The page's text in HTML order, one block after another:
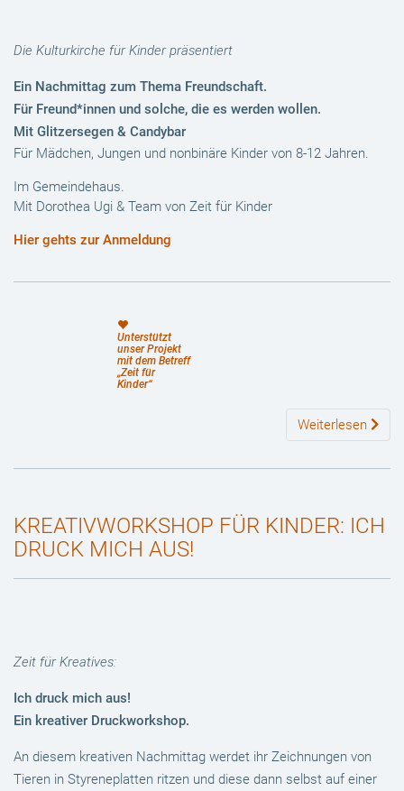
Die Kulturkirche für Kinder präsentiert
Ein Nachmittag zum Thema Freundschaft.
Für Freund*innen und solche, die es werden wollen.
Mit Glitzersegen & Candybar
Für Mädchen, Jungen und nonbinäre Kinder von 8-12 Jahren.
Im Gemeindehaus.
Mit Dorothea Ugi & Team von Zeit für Kinder
Hier gehts zur Anmeldung
Unterstützt
unser Projekt
mit dem Betreff
„Zeit für
Kinder“
Weiterlesen
KREATIVWORKSHOP FÜR KINDER: ICH
DRUCK MICH AUS!
Zeit für Kreatives:
Ich druck mich aus!
Ein kreativer Druckworkshop.
An diesem kreativen Nachmittag werdet ihr Zeichnungen von
Tieren in Styreneplatten ritzen und diese dann selbst auf einer